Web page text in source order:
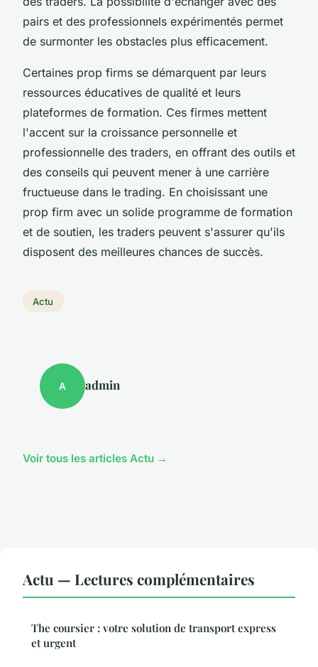
pairs et des professionnels expérimentés permet
de surmonter les obstacles plus efficacement.
Certaines prop firms se démarquent par leurs
ressources éducatives de qualité et leurs
plateformes de formation. Ces firmes mettent
l'accent sur la croissance personnelle et
professionnelle des traders, en offrant des outils et
des conseils qui peuvent mener à une carrière
fructueuse dans le trading. En choisissant une
prop firm avec un solide programme de formation
et de soutien, les traders peuvent s'assurer qu'ils
disposent des meilleures chances de succès.
Actu
A admin
Voir tous les articles Actu →
Actu — Lectures complémentaires
The coursier : votre solution de transport express
et urgent